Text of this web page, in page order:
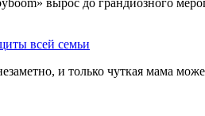
всей семьи
и только чуткая мама